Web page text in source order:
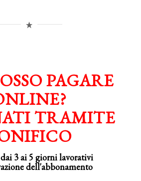
PAGARE
TRAMITE
3 ai 5 giorni lavorativi
dell'abbonamento